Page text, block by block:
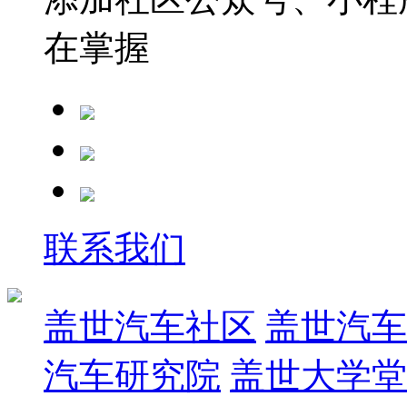
在掌握
联系我们
盖世汽车社区 盖世汽
汽车研究院 盖世大学堂